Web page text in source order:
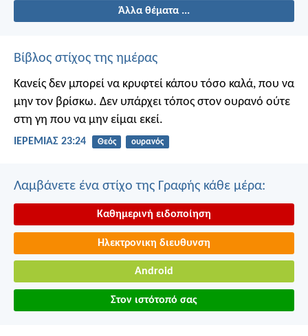
Άλλα θέματα ...
Βίβλος στίχος της ημέρας
Κανείς δεν μπορεί να κρυφτεί κάπου τόσο καλά, που να
μην τον βρίσκω. Δεν υπάρχει τόπος στον ουρανό ούτε
στη γη που να μην είμαι εκεί.
ΙΕΡΕΜΙΑΣ 23:24 Θεός ουρανός
Λαμβάνετε ένα στίχο της Γραφής κάθε μέρα:
Καθημερινή ειδοποίηση
Ηλεκτρονικη διευθυνση
Android
Στον ιστότοπό σας